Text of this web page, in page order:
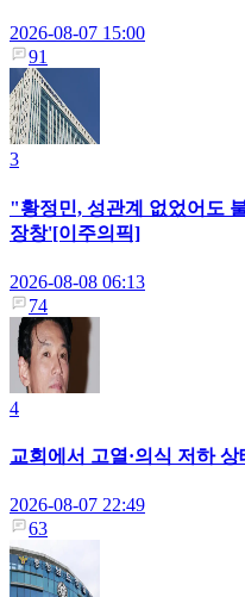
2026-08-07 15:00
91
3
"황정민, 성관계 없었어도
장창'[이주의픽]
2026-08-08 06:13
74
4
교회에서 고열·의식 저하
2026-08-07 22:49
63